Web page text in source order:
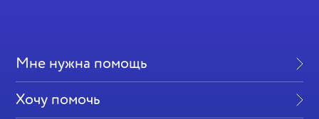
Мне нужна помощь
Хочу помочь